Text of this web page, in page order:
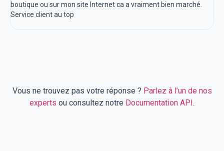
boutique ou sur mon site Internet ca a vraiment bien marché.
Service client au top
Vous ne trouvez pas votre réponse ? Parlez à l’un de nos
experts ou consultez notre Documentation API.